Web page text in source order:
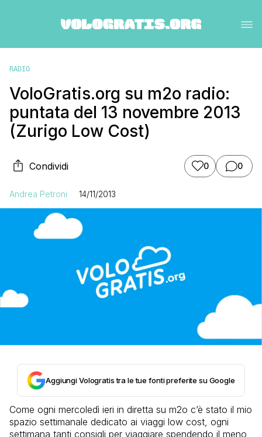
RADIO
VoloGratis.org su m2o radio:
puntata del 13 novembre 2013
(Zurigo Low Cost)
Condividi 0 0
Andrea Petroni 14/11/2013
Aggiungi Vologratis tra le tue fonti preferite su Google
Come ogni mercoledì ieri in diretta su m2o c’è stato il mio
spazio settimanale dedicato ai viaggi low cost, ogni
settimana tanti consigli per viaggiare spendendo il meno